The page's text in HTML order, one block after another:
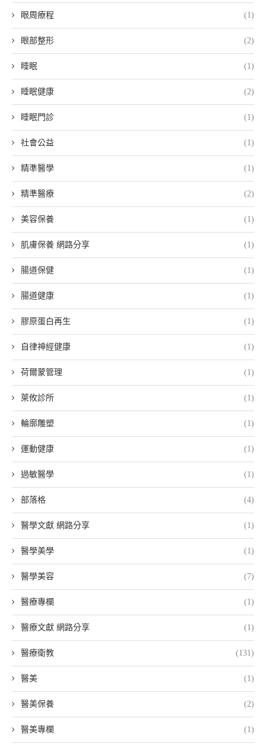
眼周療程 (1)
眼部整形 (2)
睡眠 (1)
睡眠健康 (2)
睡眠門診 (1)
社會公益 (1)
精準醫學 (1)
精準醫療 (2)
美容保養 (1)
肌膚保養 網路分享 (1)
腸道保健 (1)
腸道健康 (1)
膠原蛋白再生 (1)
自律神經健康 (1)
荷爾蒙管理 (1)
萊攸診所 (1)
輪廓雕塑 (1)
運動健康 (1)
過敏醫學 (1)
部落格 (4)
醫學文獻 網路分享 (1)
醫學美學 (1)
醫學美容 (7)
醫療專欄 (1)
醫療文獻 網路分享 (1)
醫療衛教 (131)
醫美 (1)
醫美保養 (2)
醫美專欄 (1)